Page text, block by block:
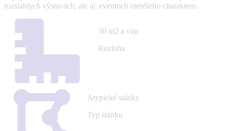
rozsiahlych výstavách, ale aj eventoch menšieho charakteru.
30 m2 a viac
Rozloha
Atypické stánky
Typ stánku